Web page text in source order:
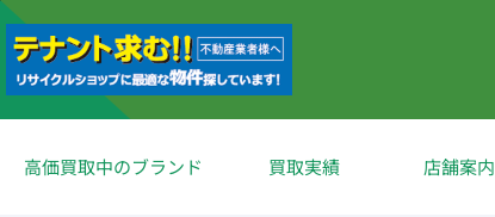
高価買取中のブランド 買取実績 店舗案内